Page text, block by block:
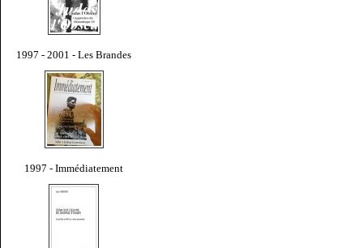
1997 - 2001 - Les Brandes
1997 - Immédiatement